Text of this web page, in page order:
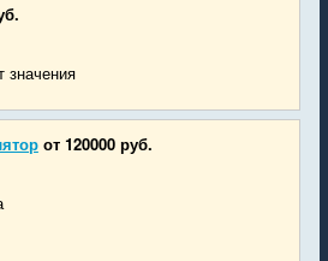
значения
от 120000 руб.